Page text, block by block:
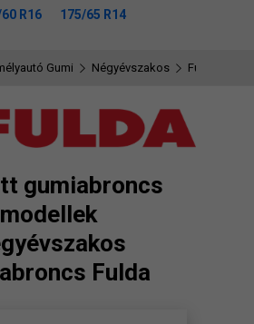
R16
175/65 R14
Gumi Négyévszakos Fulda
gumiabroncs
modellek
Fulda